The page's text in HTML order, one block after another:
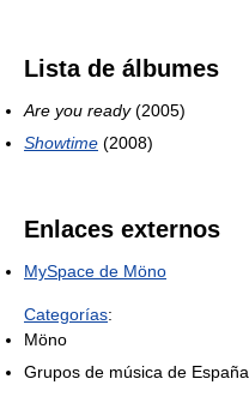
Lista de álbumes
Are you ready(2005)
Showtime (2008)
Enlaces externos
MySpace de Möno
Categorías:
Möno
Grupos de música de España